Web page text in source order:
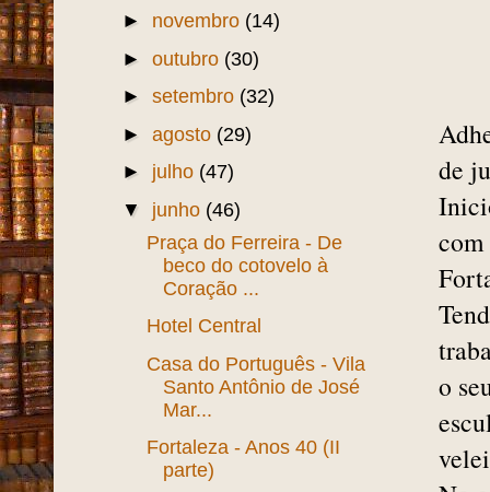
de
o
► novembro (14)
► outubro (30)
► setembro (32)
► agosto (29)
► julho (47)
▼ junho (46)
Praça do Ferreira - De
beco do cotovelo à
Coração ...
Hotel Central
Casa do Português - Vila
Santo Antônio de José
Mar...
Fortaleza - Anos 40 (II
parte)